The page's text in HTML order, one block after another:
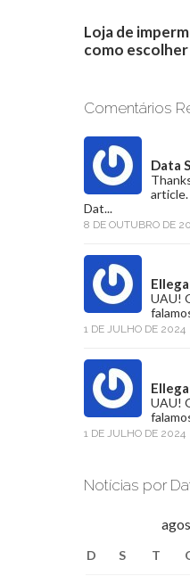
Loja de
como
Comentários
Data
Dat...
8 DE OUTUBRO DE
UAU!
1 DE JULHO DE 2024
UAU!
1 DE JULHO DE 2024
Notícias por
D S T